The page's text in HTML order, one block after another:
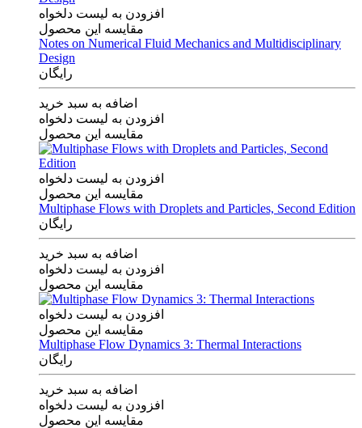
افزودن به لیست دلخواه
مقایسه این محصول
Notes on Numerical Fluid Mechanics and Multidisciplinary
Design
رایگان
اضافه به سبد خرید
افزودن به لیست دلخواه
مقایسه این محصول
افزودن به لیست دلخواه
مقایسه این محصول
Multiphase Flows with Droplets and Particles, Second Edition
رایگان
اضافه به سبد خرید
افزودن به لیست دلخواه
مقایسه این محصول
افزودن به لیست دلخواه
مقایسه این محصول
Multiphase Flow Dynamics 3: Thermal Interactions
رایگان
اضافه به سبد خرید
افزودن به لیست دلخواه
مقایسه این محصول